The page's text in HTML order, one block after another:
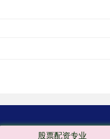
股票配资专业